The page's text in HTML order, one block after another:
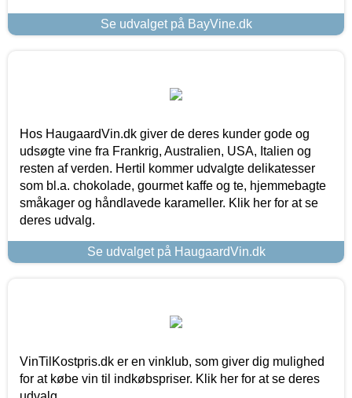
Se udvalget på BayVine.dk
Hos HaugaardVin.dk giver de deres kunder gode og
udsøgte vine fra Frankrig, Australien, USA, Italien og
resten af verden. Hertil kommer udvalgte delikatesser
som bl.a. chokolade, gourmet kaffe og te, hjemmebagte
småkager og håndlavede karameller. Klik her for at se
deres udvalg.
Se udvalget på HaugaardVin.dk
VinTilKostpris.dk er en vinklub, som giver dig mulighed
for at købe vin til indkøbspriser. Klik her for at se deres